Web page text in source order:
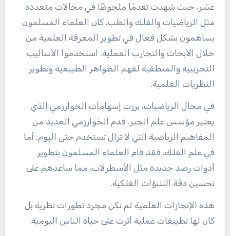
عشر، حيث شهدت تقدمًا ملحوظًا في مجالات متعددة
مثل الرياضيات والفلك والطب. كان العلماء المسلمون
يساهمون بشكل فعال في تطوير المعرفة العلمية من
خلال الأبحاث والتجارب العملية. استخدموا الأساليب
التجريبية والمنطقية لفهم الظواهر الطبيعية وتطوير
النظريات العلمية.
في مجال الرياضيات، برزت إسهامات الخوارزمي الذي
يعتبر مؤسس علم الجبر. قدم الخوارزمي العديد من
المفاهيم الرياضية التي لا تزال تستخدم حتى اليوم. أما
في علم الفلك، فقد قام العلماء المسلمون بتطوير
أدوات رصد جديدة مثل الأسطرلاب، مما ساعدهم على
تحسين دقة التنبؤات الفلكية.
هذه الإنجازات العلمية لم تكن مجرد تطورات نظرية بل
كان لها تطبيقات عملية أثرت على حياة الناس اليومية.